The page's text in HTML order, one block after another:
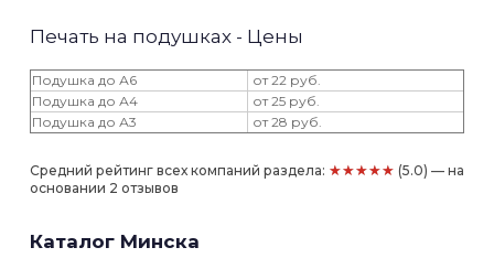
Печать на подушках - Цены
Подушка до А6
от 22 руб.
Подушка до А4
от 25 руб.
Подушка до А3
от 28 руб.
Средний рейтинг всех компаний раздела: ★★★★★ (5.0) — на
основании 2 отзывов
Каталог Минска